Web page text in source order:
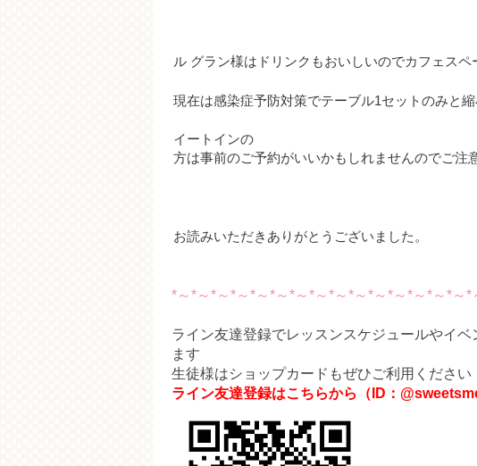
ル グラン様はドリンクもおいしいのでカフェスペ
現在は感染症予防対策でテーブル1セットのみと縮
イートインの
方は事前のご予約がいいかもしれませんのでご注
お読みいただきありがとうございました。
*～*～*～*～*～*～*～*～*～*～*～*～*～*～*～
ライン友達登録でレッスンスケジュールやイ
ます
生徒様はショップカードもぜひご利用ください
ライン友達登録はこちらから（ID：